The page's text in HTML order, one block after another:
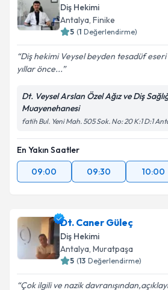
Diş Hekimi
Antalya, Finike
5 (1 Değerlendirme)
Diş hekimi Veysel beyden tesadüf eseri
yıllar önce...
Dt. Veysel Arslan Özel Ağız ve Diş
Muayenehanesi
fatih Bul. Yeni Mah. 505 Sok. No: 20 K:1 D:1
En Yakın Saatler
09:00
09:30 10:00
Dt. Caner Güleç
Diş Hekimi
Antalya, Muratpaşa
5 (13 Değerlendirme)
Çok ilgili ve nazik